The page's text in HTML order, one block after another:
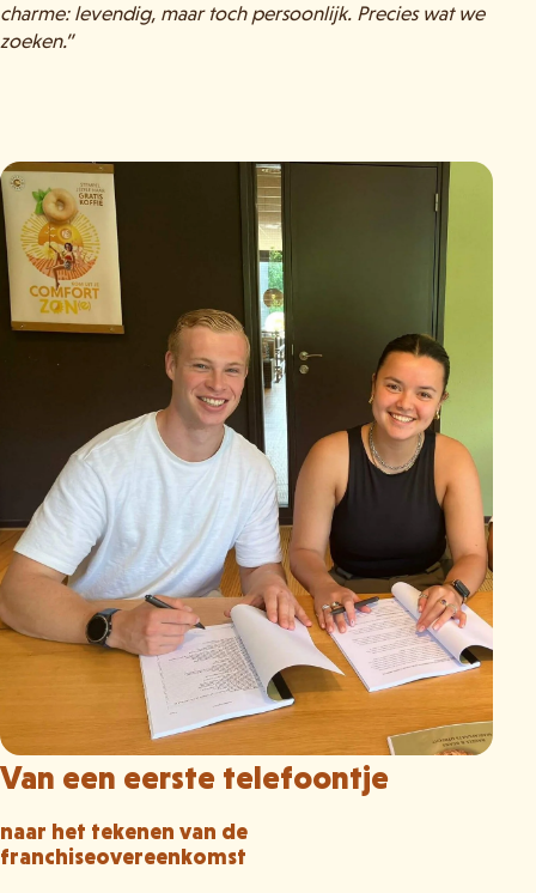
charme: levendig, maar toch persoonlijk. Precies wat we
zoeken.”
Van een eerste telefoontje
naar het tekenen van de
franchiseovereenkomst